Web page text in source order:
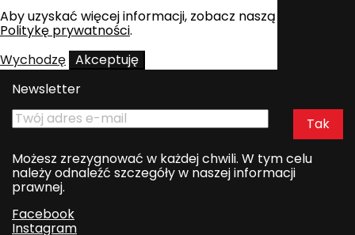
Aby uzyskać więcej informacji, zobacz naszą
Politykę prywatności.
Wychodzę Akceptuję
Newsletter
Możesz zrezygnować w każdej chwili. W tym celu
należy odnaleźć szczegóły w naszej informacji
prawnej.
Facebook
Instagram